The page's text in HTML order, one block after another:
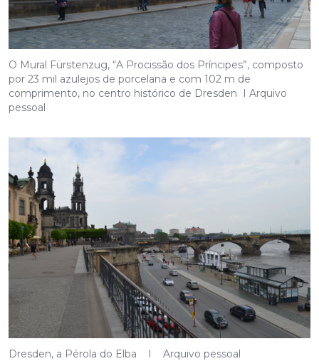
O Mural Fürstenzug, “A Procissão dos Príncipes”, composto
por 23 mil azulejos de porcelana e com 102 m de
comprimento, no centro histórico de Dresden I Arquivo
pessoal
Dresden, a Pérola do Elba I Arquivo pessoal